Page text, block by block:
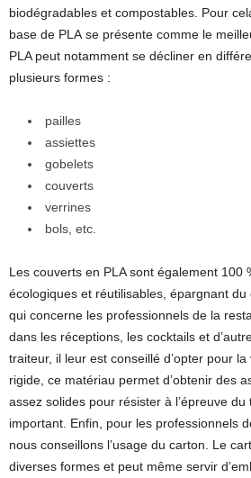
biodégradables et compostables. Pour
base de PLA se présente comme le
PLA peut notamment se décliner en
plusieurs formes :
pailles
assiettes
gobelets
couverts
verrines
bols, etc.
Les couverts en PLA sont également 100
écologiques et réutilisables, épargnant
qui concerne les professionnels de la
dans les réceptions, les cocktails et
traiteur, il leur est conseillé d’opter pour
rigide, ce matériau permet d’obtenir des
assez solides pour résister à l’épreuve
important. Enfin, pour les professionnels
nous conseillons l’usage du carton. Le
diverses formes et peut même servir